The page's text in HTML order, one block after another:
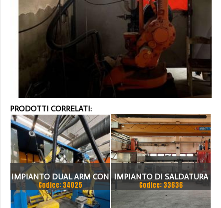
PRODOTTI CORRELATI:
IMPIANTO DUAL ARM CON
ROBOT FANIC
Codice: 34025
IMPIANTO DI SALDATURA
ROBOTIZZATO CON
Codice: 33636